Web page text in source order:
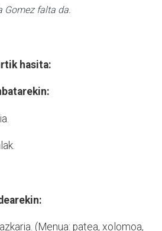
Gomez falta da.
hasita:
(Menua: patea, xolomoa,